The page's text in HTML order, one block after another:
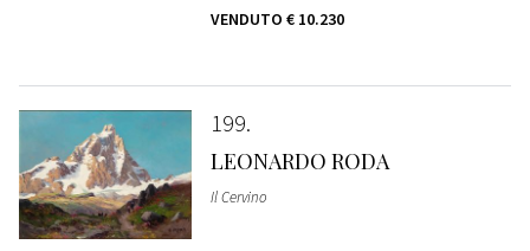
VENDUTO € 10.230
199
LEONARDO RODA
Il Cervino